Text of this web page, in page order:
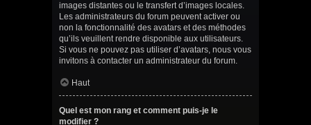
images distantes ou le transfert d’images locales.
Les administrateurs du forum peuvent activer ou
non la fonctionnalité des avatars et des méthodes
qu’ils veuillent rendre disponible aux utilisateurs.
Si vous ne pouvez pas utiliser d’avatars, nous vous
invitons à contacter un administrateur du forum.
Haut
Quel est mon rang et comment puis-je le
modifier ?